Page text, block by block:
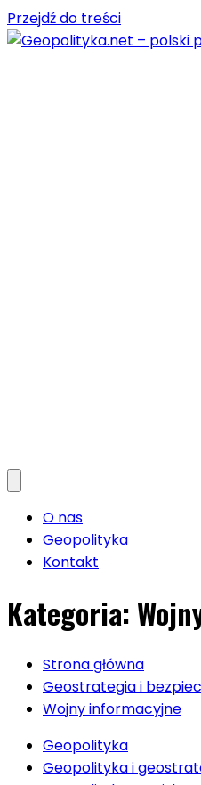
Przejdź do treści
O nas
Geopolityka
Kontakt
Kategoria:
Strona główna
Geostrategia i
Wojny informacyjne
Geopolityka
Geopolityka i